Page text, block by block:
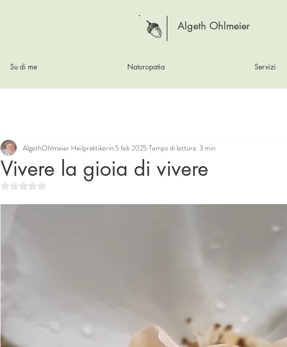
Algeth Ohlmeier
Su di me Naturopatia Servizi
Vivere la gioia di vivere
AlgethOhlmeier Heilpraktikerin 5 feb 2025 Tempo di lettura: 3 min
Valutazione NaN stelle su 5.